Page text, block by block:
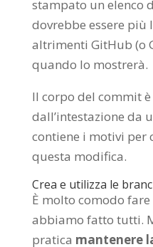
stampato un elenco
dovrebbe essere
altrimenti GitHub (o
quando lo mostrerà.
Il corpo del commit
dall’intestazione da
contiene i motivi per
questa modifica.
Crea e utilizza le
È molto comodo
abbiamo fatto tutti.
pratica mantenere